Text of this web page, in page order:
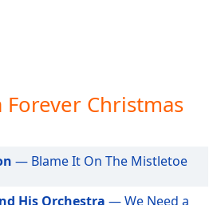
Forever Christmas
— Blame It On The Mistletoe
His Orchestra — We Need a